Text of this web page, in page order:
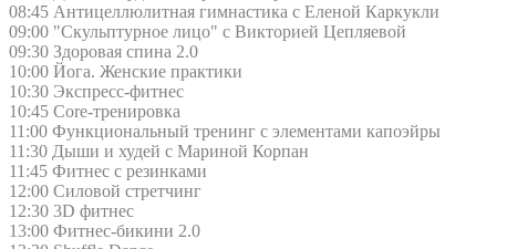
08:45 Антицеллюлитная гимнастика с Еленой Каркукли
09:00 "Скульптурное лицо" с Викторией Цепляевой
09:30 Здоровая спина 2.0
10:00 Йога. Женские практики
10:30 Экспресс-фитнес
10:45 Core-тренировка
11:00 Функциональный тренинг с элементами капоэйры
11:30 Дыши и худей с Мариной Корпан
11:45 Фитнес с резинками
12:00 Силовой стретчинг
12:30 3D фитнес
13:00 Фитнес-бикини 2.0